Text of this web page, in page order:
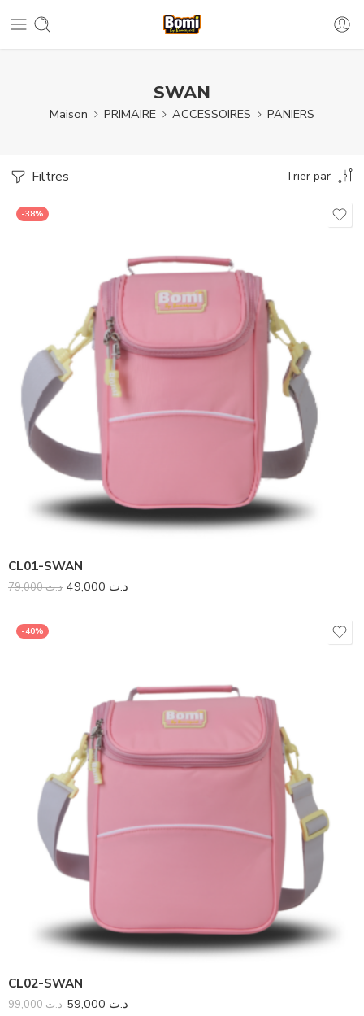
SWAN
Maison PRIMAIRE ACCESSOIRES PANIERS
Filtres Trier par
-38%
CL01-SWAN
د.ت79,000 د.ت
-40%
CL02-SWAN
د.ت99,000 د.ت